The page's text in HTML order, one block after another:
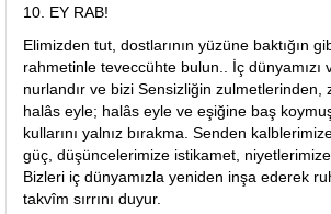
10. EY RAB!
Elimizden tut, dostlarının yüzüne baktığın
rahmetinle teveccühte bulun.. İç dünyamızı
nurlandır ve bizi Sensizliğin zulmetlerinden,
halâs eyle; halâs eyle ve eşiğine baş
kullarını yalnız bırakma. Senden
güç, düşüncelerimize istikamet,
Bizleri iç dünyamızla yeniden inşa ederek
takvîm sırrını duyur.